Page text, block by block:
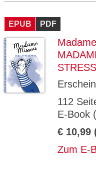
EPUB PDF
112
E-Book
€ 10,99
Zum E-